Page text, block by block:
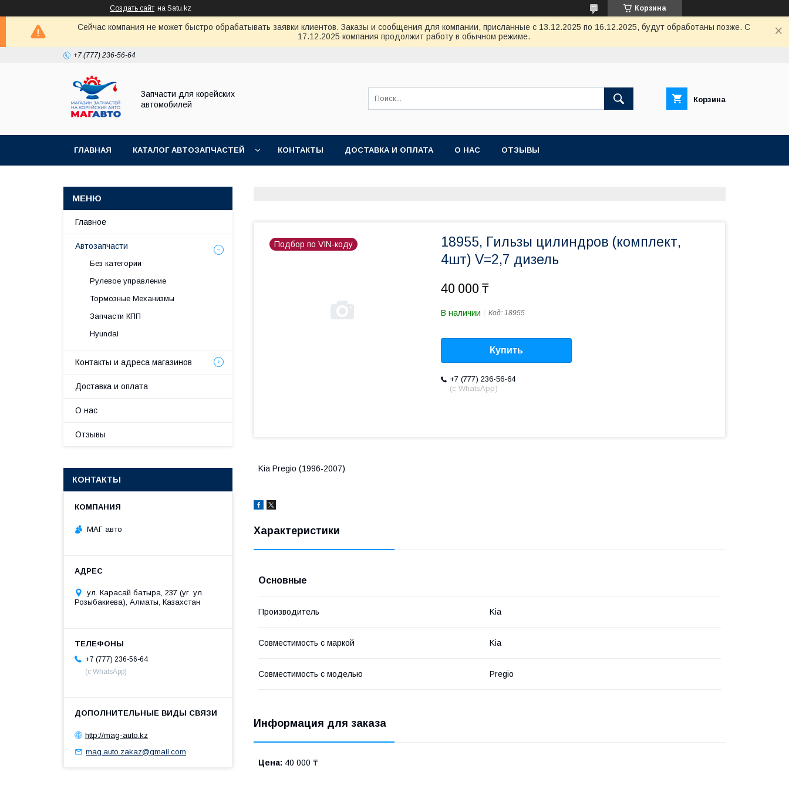
Создать сайт на Satu.kz Корзина
Сейчас компания не может быстро обрабатывать заявки клиентов. Заказы и сообщения для компании, присланные с 13.12.2025 по 16.12.2025, будут обработаны позже. С
17.12.2025 компания продолжит работу в обычном режиме.
+7 (777) 236-56-64
Запчасти для корейских
автомобилей
Корзина
ГЛАВНАЯ КАТАЛОГ АВТОЗАПЧАСТЕЙ КОНТАКТЫ ДОСТАВКА И ОПЛАТА О НАС ОТЗЫВЫ
Подбор по VIN-коду
18955, Гильзы цилиндров (комплект,
4шт) V=2,7 дизель
40 000 ₸
В наличии Код: 18955
Купить
+7 (777) 236-56-64
(с WhatsApp)
Kia Pregio (1996-2007)
Характеристики
Основные
Производитель Kia
Совместимость с маркой Kia
Совместимость с моделью Pregio
Информация для заказа
Цена: 40 000 ₸
Главное
Автозапчасти
Без категории
Рулевое управление
Тормозные Механизмы
Запчасти КПП
Hyundai
Контакты и адреса магазинов
Доставка и оплата
О нас
Отзывы
КОНТАКТЫ
МАГ авто
ул. Карасай батыра, 237 (уг. ул.
Розыбакиева), Алматы, Казахстан
+7 (777) 236-56-64
(с WhatsApp)
http://mag-auto.kz
mag.auto.zakaz@gmail.com